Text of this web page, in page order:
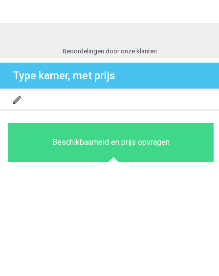
Beoordelingen door onze klanten
Type kamer, met prijs
Beschikbaarheid en prijs opvragen